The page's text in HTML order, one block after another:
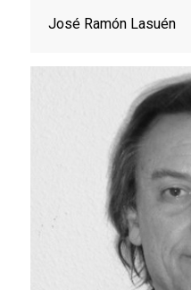
José Ramón Lasuén